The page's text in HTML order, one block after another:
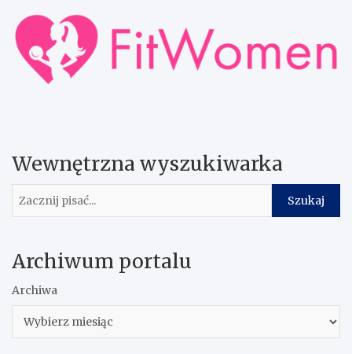
Wewnętrzna wyszukiwarka
Szukaj
Archiwum portalu
Archiwa